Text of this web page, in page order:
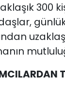
300